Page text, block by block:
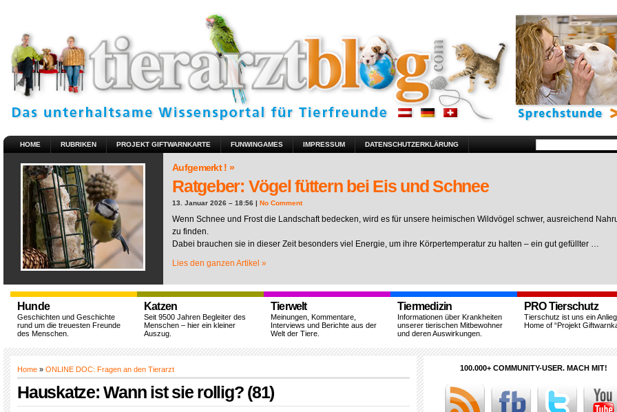
HOME RUBRIKEN PROJEKT GIFTWARNKARTE FUNWINGAMES IMPRESSUM DATENSCHUTZERKLÄRUNG
Aufgemerkt ! »
Ratgeber: Vögel füttern bei Eis und Schnee
13. Januar 2026 – 18:56 | No Comment
Wenn Schnee und Frost die Landschaft bedecken, wird es für unsere heimischen Wildvögel schwer, ausreichend
zu finden.
Dabei brauchen sie in dieser Zeit besonders viel Energie, um ihre Körpertemperatur zu halten – ein gut gefüllter …
Lies den ganzen Artikel »
Hunde
Geschichten und Geschichte
rund um die treuesten Freunde
des Menschen.
Katzen
Seit 9500 Jahren Begleiter des
Menschen – hier ein kleiner
Auszug.
Tierwelt
Meinungen, Kommentare,
Interviews und Berichte aus der
Welt der Tiere.
Tiermedizin
Informationen über Krankheiten
unserer tierischen Mitbewohner
und deren Auswirkungen.
PRO Tierschutz
Tierschutz ist uns ein
Home of “Projekt
Home » ONLINE DOC: Fragen an den Tierarzt
Hauskatze: Wann ist sie rollig? (81)
100.000+ COMMUNITY-USER. MACH MIT!